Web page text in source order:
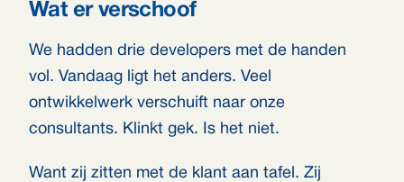
Wat er verschoof
We hadden drie developers met de handen
vol. Vandaag ligt het anders. Veel
ontwikkelwerk verschuift naar onze
consultants. Klinkt gek. Is het niet.
Want zij zitten met de klant aan tafel. Zij